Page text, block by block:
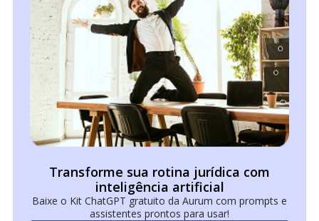
Transforme sua rotina jurídica com
inteligência artificial
Baixe o Kit ChatGPT gratuito da Aurum com prompts e
assistentes prontos para usar!